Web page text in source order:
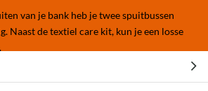
van je bank heb je twee spuitbussen
Naast de textiel care kit, kun je een losse